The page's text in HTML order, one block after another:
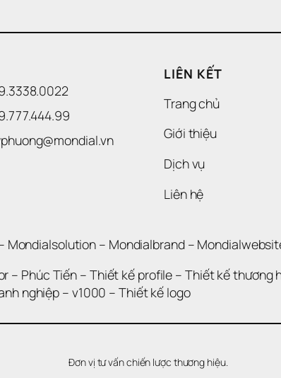
LIÊN KẾT
Trang chủ
Giới thiệu
Dịch vụ
Liên hệ
Mondialsolution – Mondialbrand –
– Phúc Tiến – Thiết kế profile – Thiết kế thương
nghiệp – v1000 – Thiết kế logo
Đơn vị tư vấn chiến lược thương hiệu.